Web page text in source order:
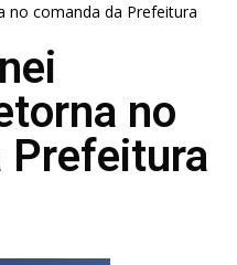
no comanda da Prefeitura
no
Prefeitura